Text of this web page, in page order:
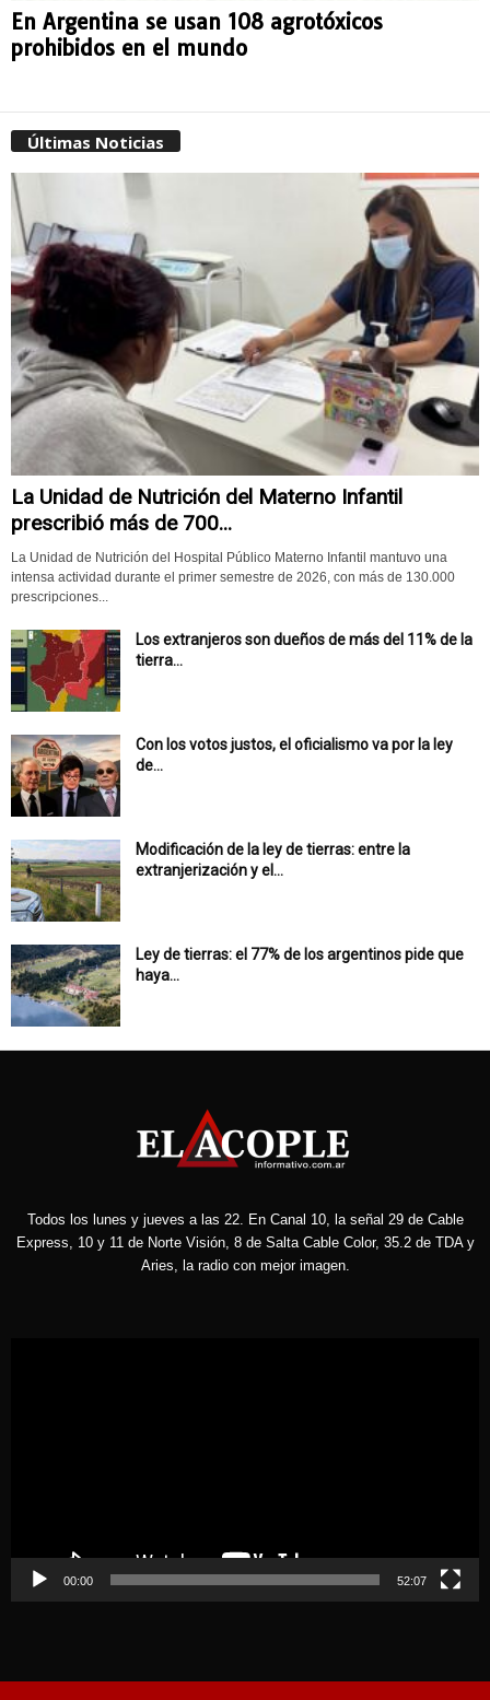
En Argentina se usan 108 agrotóxicos
prohibidos en el mundo
Últimas Noticias
La Unidad de Nutrición del Materno Infantil
prescribió más de 700...
La Unidad de Nutrición del Hospital Público Materno Infantil mantuvo una
intensa actividad durante el primer semestre de 2026, con más de 130.000
prescripciones...
Los extranjeros son dueños de más del 11% de la
tierra...
Con los votos justos, el oficialismo va por la ley
de...
Modificación de la ley de tierras: entre la
extranjerización y el...
Ley de tierras: el 77% de los argentinos pide que
haya...
Todos los lunes y jueves a las 22. En Canal 10, la señal 29 de Cable
Express, 10 y 11 de Norte Visión, 8 de Salta Cable Color, 35.2 de TDA y
Aries, la radio con mejor imagen.
00:00 52:07